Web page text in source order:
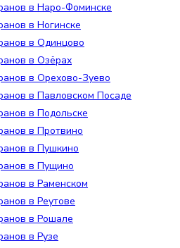
в Наро-Фоминске
в Ногинске
в Одинцово
в Озёрах
в Орехово-Зуево
в Павловском Посаде
в Подольске
в Протвино
в Пушкино
в Пущино
в Раменском
в Реутове
в Рошале
в Рузе